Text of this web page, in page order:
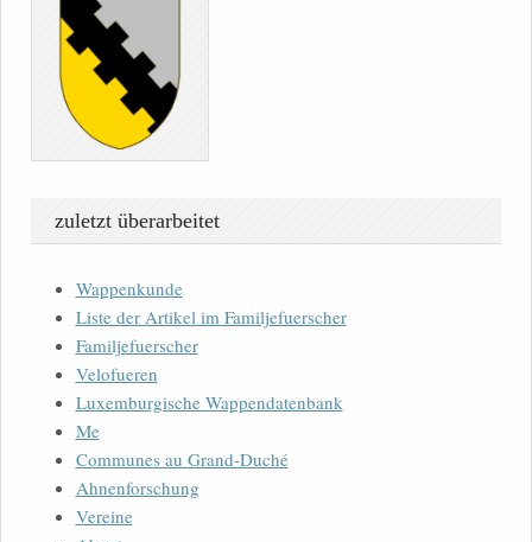
zuletzt überarbeitet
Wappenkunde
Liste der Artikel im Familjefuerscher
Familjefuerscher
Velofueren
Luxemburgische Wappendatenbank
Me
Communes au Grand-Duché
Ahnenforschung
Vereine